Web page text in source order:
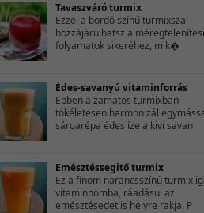
Tavaszváró turmix
Ezzel a bordó színű turmixszal
hozzájárulhatsz a méregtelenítési
folyamatok sikeréhez, mik�
Édes-savanyú vitaminforrás
Ebben a zamatos turmixban
tökéletesen harmonizál
sárgarépa édes íze a kivi savan
Emésztéssegitő turmix
Ez a finom narancsszínű turmix
vitaminbomba, ráadásul az
emésztésedet is helyre rakja. P